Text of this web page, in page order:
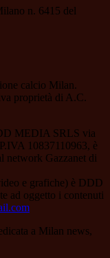
n. 6415 del
calcio Milan.
proprietà di A.C.
MEDIA SRLS via
10837110963, è
network Gazzanet di
e grafiche) è DDD
ad oggetto i contenuti
a Milan news,